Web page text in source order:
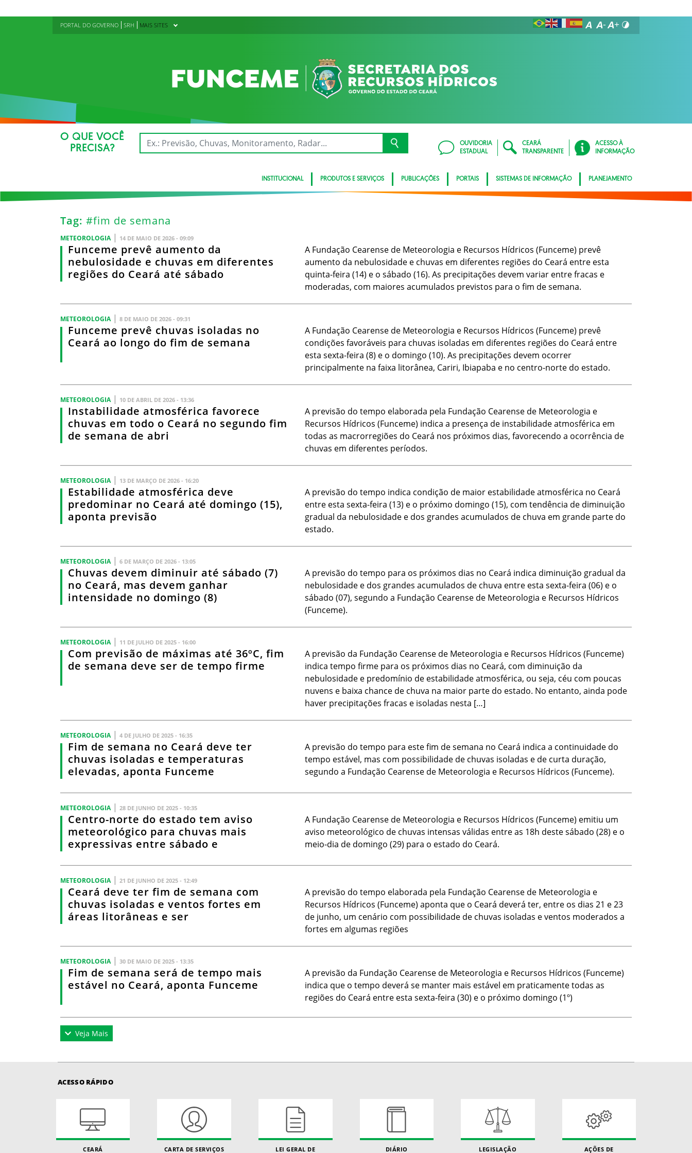
PORTAL DO GOVERNO SRH MAIS SITES
O QUE VOCÊ
PRECISA?
OUVIDORIA
ESTADUAL
CEARÁ
TRANSPARENTE
ACESSO À
INFORMAÇÃO
INSTITUCIONAL PRODUTOS E SERVIÇOS PUBLICAÇÕES PORTAIS SISTEMAS DE INFORMAÇÃO PLANEJAMENTO
Tag: #fim de semana
METEOROLOGIA | 14 DE MAIO DE 2026 - 09:09
Funceme prevê aumento da
nebulosidade e chuvas em diferentes
regiões do Ceará até sábado
A Fundação Cearense de Meteorologia e Recursos Hídricos (Funceme) prevê
aumento da nebulosidade e chuvas em diferentes regiões do Ceará entre esta
quinta-feira (14) e o sábado (16). As precipitações devem variar entre fracas e
moderadas, com maiores acumulados previstos para o fim de semana.
METEOROLOGIA | 8 DE MAIO DE 2026 - 09:31
Funceme prevê chuvas isoladas no
Ceará ao longo do fim de semana
A Fundação Cearense de Meteorologia e Recursos Hídricos (Funceme) prevê
condições favoráveis para chuvas isoladas em diferentes regiões do Ceará entre
esta sexta-feira (8) e o domingo (10). As precipitações devem ocorrer
principalmente na faixa litorânea, Cariri, Ibiapaba e no centro-norte do estado.
METEOROLOGIA | 10 DE ABRIL DE 2026 - 13:36
Instabilidade atmosférica favorece
chuvas em todo o Ceará no segundo fim
de semana de abri
A previsão do tempo elaborada pela Fundação Cearense de Meteorologia e
Recursos Hídricos (Funceme) indica a presença de instabilidade atmosférica em
todas as macrorregiões do Ceará nos próximos dias, favorecendo a ocorrência de
chuvas em diferentes períodos.
METEOROLOGIA | 13 DE MARÇO DE 2026 - 16:20
Estabilidade atmosférica deve
predominar no Ceará até domingo (15),
aponta previsão
A previsão do tempo indica condição de maior estabilidade atmosférica no Ceará
entre esta sexta-feira (13) e o próximo domingo (15), com tendência de diminuição
gradual da nebulosidade e dos grandes acumulados de chuva em grande parte do
estado.
METEOROLOGIA | 6 DE MARÇO DE 2026 - 13:05
Chuvas devem diminuir até sábado (7)
no Ceará, mas devem ganhar
intensidade no domingo (8)
A previsão do tempo para os próximos dias no Ceará indica diminuição gradual da
nebulosidade e dos grandes acumulados de chuva entre esta sexta-feira (06) e o
sábado (07), segundo a Fundação Cearense de Meteorologia e Recursos Hídricos
(Funceme).
METEOROLOGIA | 11 DE JULHO DE 2025 - 16:00
Com previsão de máximas até 36ºC, fim
de semana deve ser de tempo firme
A previsão da Fundação Cearense de Meteorologia e Recursos Hídricos (Funceme)
indica tempo firme para os próximos dias no Ceará, com diminuição da
nebulosidade e predomínio de estabilidade atmosférica, ou seja, céu com poucas
nuvens e baixa chance de chuva na maior parte do estado. No entanto, ainda pode
haver precipitações fracas e isoladas nesta […]
METEOROLOGIA | 4 DE JULHO DE 2025 - 16:35
Fim de semana no Ceará deve ter
chuvas isoladas e temperaturas
elevadas, aponta Funceme
A previsão do tempo para este fim de semana no Ceará indica a continuidade do
tempo estável, mas com possibilidade de chuvas isoladas e de curta duração,
segundo a Fundação Cearense de Meteorologia e Recursos Hídricos (Funceme).
METEOROLOGIA | 28 DE JUNHO DE 2025 - 10:35
Centro-norte do estado tem aviso
meteorológico para chuvas mais
expressivas entre sábado e
A Fundação Cearense de Meteorologia e Recursos Hídricos (Funceme) emitiu um
aviso meteorológico de chuvas intensas válidas entre as 18h deste sábado (28) e o
meio-dia de domingo (29) para o estado do Ceará.
METEOROLOGIA | 21 DE JUNHO DE 2025 - 12:49
Ceará deve ter fim de semana com
chuvas isoladas e ventos fortes em
áreas litorâneas e ser
A previsão do tempo elaborada pela Fundação Cearense de Meteorologia e
Recursos Hídricos (Funceme) aponta que o Ceará deverá ter, entre os dias 21 e 23
de junho, um cenário com possibilidade de chuvas isoladas e ventos moderados a
fortes em algumas regiões
METEOROLOGIA | 30 DE MAIO DE 2025 - 13:35
Fim de semana será de tempo mais
estável no Ceará, aponta Funceme
A previsão da Fundação Cearense de Meteorologia e Recursos Hídricos (Funceme)
indica que o tempo deverá se manter mais estável em praticamente todas as
regiões do Ceará entre esta sexta-feira (30) e o próximo domingo (1º)
Veja Mais
ACESSO RÁPIDO
CEARÁ
CARTA DE SERVIÇOS
LEI GERAL DE
DIÁRIO
LEGISLAÇÃO
AÇÕES DE